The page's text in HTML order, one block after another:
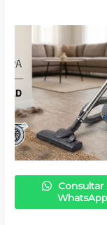
Consultar
WhatsApp